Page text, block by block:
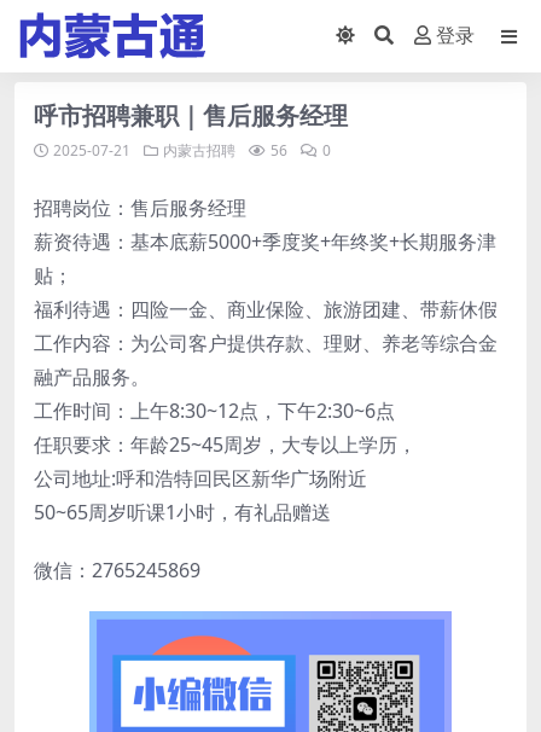
登录
呼市招聘兼职｜售后服务经理
2025-07-21 内蒙古招聘 56 0
招聘岗位：售后服务经理
薪资待遇：基本底薪5000+季度奖+年终奖+长期服务津
贴；
福利待遇：四险一金、商业保险、旅游团建、带薪休假
工作内容：为公司客户提供存款、理财、养老等综合金
融产品服务。
工作时间：上午8:30~12点，下午2:30~6点
任职要求：年龄25~45周岁，大专以上学历，
公司地址:呼和浩特回民区新华广场附近
50~65周岁听课1小时，有礼品赠送
微信：2765245869